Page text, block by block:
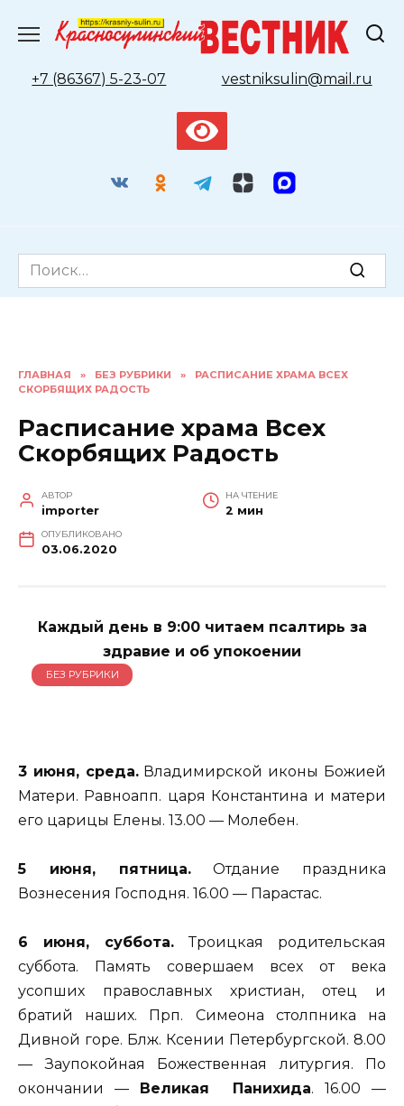
содержанию
+7 (86367) 5-23-07
vestniksulin@mail.ru
Search
for:
ГЛАВНАЯ » БЕЗ РУБРИКИ »
РАСПИСАНИЕ ХРАМА ВСЕХ
СКОРБЯЩИХ РАДОСТЬ
Расписание храма Всех
Скорбящих Радость
АВТОР
importer
НА ЧТЕНИЕ
2 мин
ОПУБЛИКОВАНО
03.06.2020
Каждый день в 9:00 читаем псалтирь за
здравие и об упокоении
БЕЗ РУБРИКИ
3 июня, среда.Владимирской иконы Божией
Матери. Равноапп. царя Константина и матери
его царицы Елены. 13.00 — Молебен.
5 июня, пятница.Отдание праздника
Вознесения Господня. 16.00 — Парастас.
6 июня, суббота. Троицкая родительская
суббота. Память совершаем всех от века
усопших православных христиан, отец и
братий наших. Прп. Симеона столпника на
Дивной горе. Блж. Ксении Петербургской. 8.00
— Заупокойная Божественная литургия. По
окончании —
Великая Панихида. 16.00 —